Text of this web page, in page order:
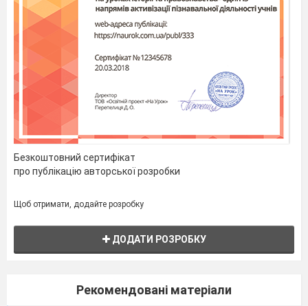
Безкоштовний сертифікат
про публікацію авторської розробки
Щоб отримати, додайте розробку
ДОДАТИ РОЗРОБКУ
Рекомендовані матеріали